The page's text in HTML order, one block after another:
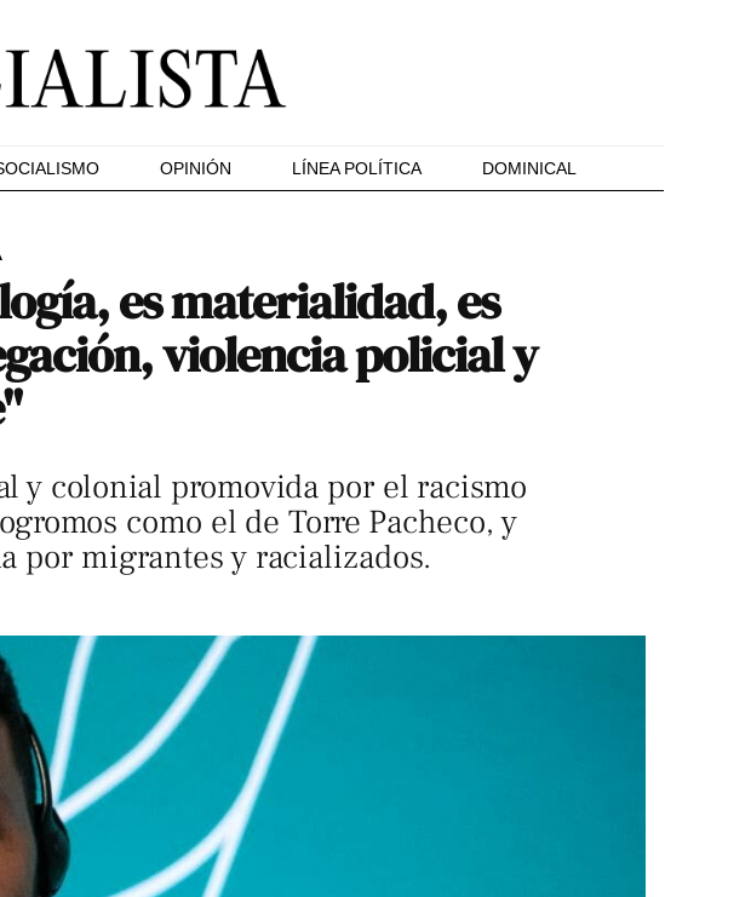
OPINIÓN LÍNEA POLÍTICA DOMINICAL
es materialidad, es
violencia policial y
y colonial promovida por el racismo
como el de Torre Pacheco, y
por migrantes y racializados.